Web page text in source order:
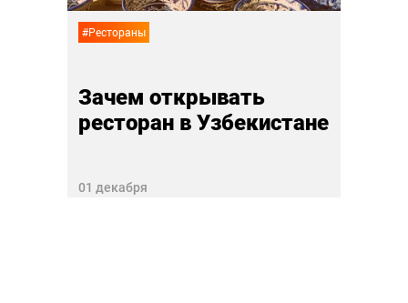
#Рестораны
Зачем открывать
ресторан в Узбекистане
01 декабря